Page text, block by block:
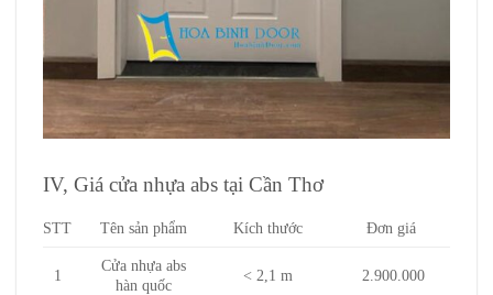
IV, Giá cửa nhựa abs tại Cần Thơ
STT Tên sản phẩm Kích thước Đơn giá
1
Cửa nhựa abs
hàn quốc
< 2,1 m 2.900.000